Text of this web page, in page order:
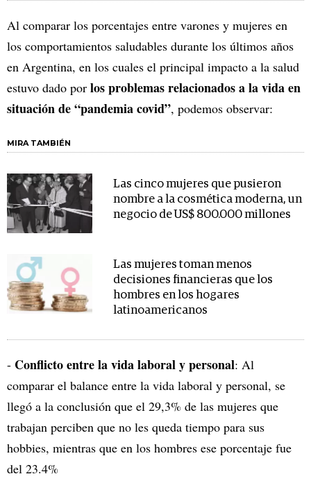
Al comparar los porcentajes entre varones y mujeres en
los comportamientos saludables durante los últimos años
en Argentina, en los cuales el principal impacto a la salud
estuvo dado por los problemas relacionados a la vida en
situación de “pandemia covid”, podemos observar:
MIRA TAMBIÉN
Las cinco mujeres que pusieron
nombre a la cosmética moderna, un
negocio de US$ 800.000 millones
Las mujeres toman menos
decisiones financieras que los
hombres en los hogares
latinoamericanos
- Conflicto entre la vida laboral y personal: Al
comparar el balance entre la vida laboral y personal, se
llegó a la conclusión que el 29,3% de las mujeres que
trabajan perciben que no les queda tiempo para sus
hobbies, mientras que en los hombres ese porcentaje fue
del 23.4%